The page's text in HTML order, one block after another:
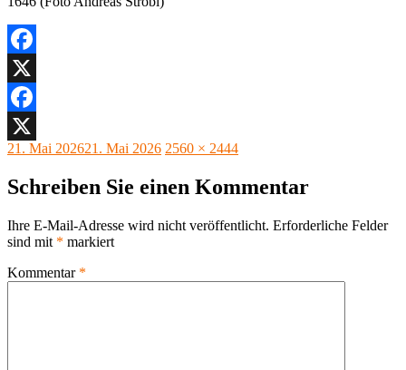
Facebook
X
Facebook
X
Veröffentlicht
21. Mai 202621. Mai 2026 Originalgröße
2560 × 2444
Schreiben Sie einen Kommentar
Ihre E-Mail-Adresse wird nicht veröffentlicht. Erforderliche Felder
sind mit * markiert
Kommentar *